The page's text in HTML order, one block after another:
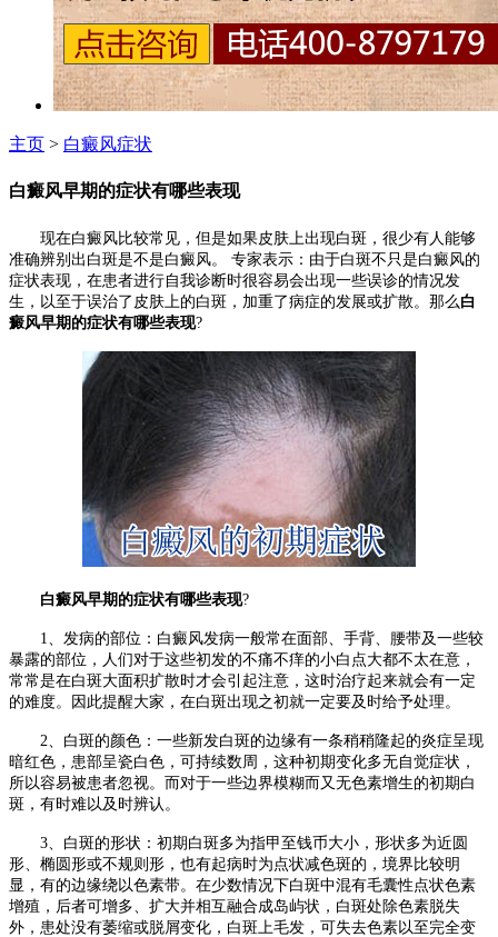
主页 > 白癜风症状
白癜风早期的症状有哪些表现
现在白癜风比较常见，但是如果皮肤上出现白斑，很少有人能够
准确辨别出白斑是不是白癜风。 专家表示：由于白斑不只是白癜风的
症状表现，在患者进行自我诊断时很容易会出现一些误诊的情况发
生，以至于误治了皮肤上的白斑，加重了病症的发展或扩散。那么 白
癜风早期的症状有哪些表现?
白癜风早期的症状有哪些表现?
1、发病的部位：白癜风发病一般常在面部、手背、腰带及一些较
暴露的部位，人们对于这些初发的不痛不痒的小白点大都不太在意，
常常是在白斑大面积扩散时才会引起注意，这时治疗起来就会有一定
的难度。因此提醒大家，在白斑出现之初就一定要及时给予处理。
2、白斑的颜色：一些新发白斑的边缘有一条稍稍隆起的炎症呈现
暗红色，患部呈瓷白色，可持续数周，这种初期变化多无自觉症状，
所以容易被患者忽视。而对于一些边界模糊而又无色素增生的初期白
斑，有时难以及时辨认。
3、白斑的形状：初期白斑多为指甲至钱币大小，形状多为近圆
形、椭圆形或不规则形，也有起病时为点状减色斑的，境界比较明
显，有的边缘绕以色素带。在少数情况下白斑中混有毛囊性点状色素
增殖，后者可增多、扩大并相互融合成岛屿状，白斑处除色素脱失
外，患处没有萎缩或脱屑变化，白斑上毛发，可失去色素以至完全变